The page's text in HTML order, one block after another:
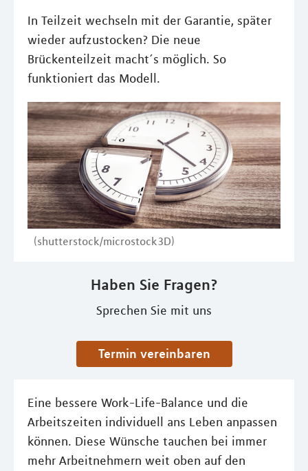
In Teilzeit wechseln mit der Garantie, später
wieder aufzustocken? Die neue
Brückenteilzeit macht´s möglich. So
funktioniert das Modell.
(shutterstock/microstock3D)
Haben Sie Fragen?
Sprechen Sie mit uns
Termin vereinbaren
Eine bessere Work-Life-Balance und die
Arbeitszeiten individuell ans Leben anpassen
können. Diese Wünsche tauchen bei immer
mehr Arbeitnehmern weit oben auf den